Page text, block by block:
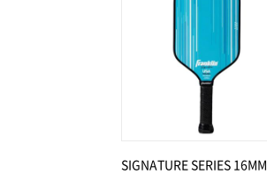
SIGNATURE SERIES 16MM